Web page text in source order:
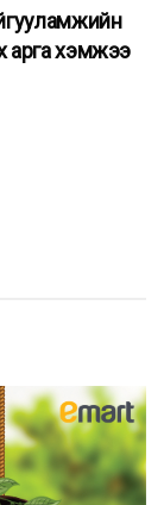
арга хэмжээ